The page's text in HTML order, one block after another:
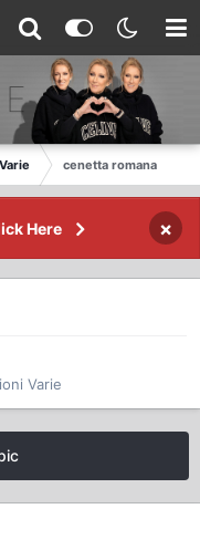
cenetta romana
Here ×
Varie